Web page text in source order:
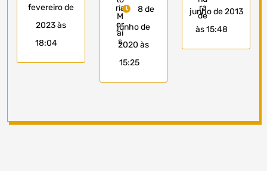
fevereiro de
2023 às
18:04
8 de
junho de
2020 às
15:25
junho de 2013
às 15:48